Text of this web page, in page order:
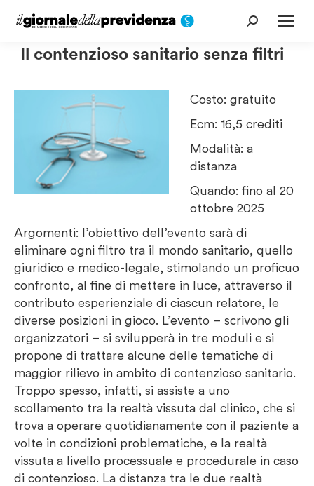
Cerca:
Il contenzioso sanitario senza filtri
Costo: gratuito
Ecm: 16,5 crediti
Modalità: a
distanza
Quando: fino al 20
ottobre 2025
Argomenti: l’obiettivo dell’evento sarà di
eliminare ogni filtro tra il mondo sanitario, quello
giuridico e medico-legale, stimolando un proficuo
confronto, al fine di mettere in luce, attraverso il
contributo esperienziale di ciascun relatore, le
diverse posizioni in gioco. L’evento – scrivono gli
organizzatori – si svilupperà in tre moduli e si
propone di trattare alcune delle tematiche di
maggior rilievo in ambito di contenzioso sanitario.
Troppo spesso, infatti, si assiste a uno
scollamento tra la realtà vissuta dal clinico, che si
trova a operare quotidianamente con il paziente a
volte in condizioni problematiche, e la realtà
vissuta a livello processuale e procedurale in caso
di contenzioso. La distanza tra le due realtà